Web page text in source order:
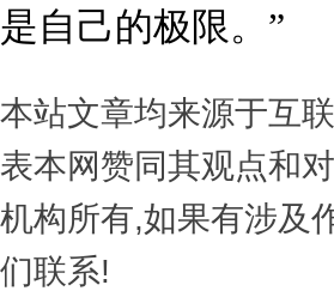
是自己的极限。”
本站文章均来源于互
表本网赞同其观点和
机构所有,如果有涉及
们联系!